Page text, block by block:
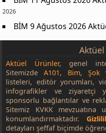
2026
BİM 9 Ağustos 2026
Aktüel Ürünler, genel
SitemizdeA101, Bim, Şok
listeleri, editör yorumları,
infografikler ve ziyaretçi
sponsorlu bağlantılar ve
Sitemiz KVKK mevzuatına
konumlandırmaktadır.
detayları şeffaf biçimde